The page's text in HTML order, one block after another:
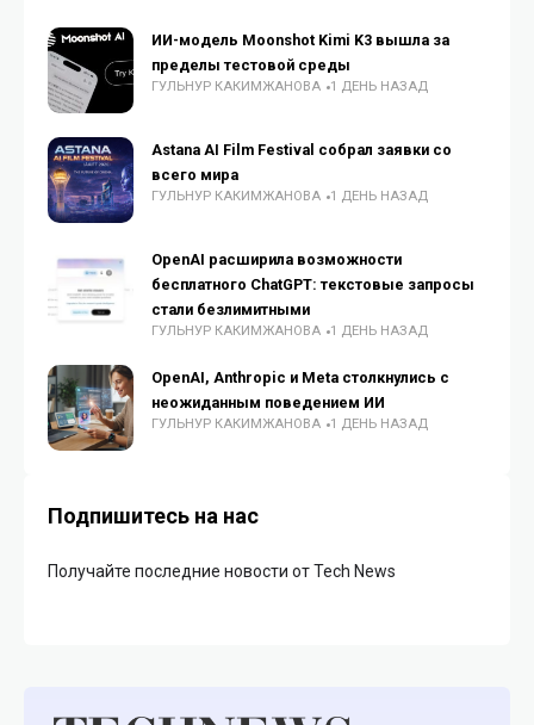
ИИ-модель Moonshot Kimi K3 вышла за
пределы тестовой среды
ГУЛЬНУР КАКИМЖАНОВА 1 ДЕНЬ НАЗАД
Astana AI Film Festival собрал заявки со
всего мира
ГУЛЬНУР КАКИМЖАНОВА 1 ДЕНЬ НАЗАД
OpenAI расширила возможности
бесплатного ChatGPT: текстовые запросы
стали безлимитными
ГУЛЬНУР КАКИМЖАНОВА 1 ДЕНЬ НАЗАД
OpenAI, Anthropic и Meta столкнулись с
неожиданным поведением ИИ
ГУЛЬНУР КАКИМЖАНОВА 1 ДЕНЬ НАЗАД
Подпишитесь на нас
Получайте последние новости от Tech News